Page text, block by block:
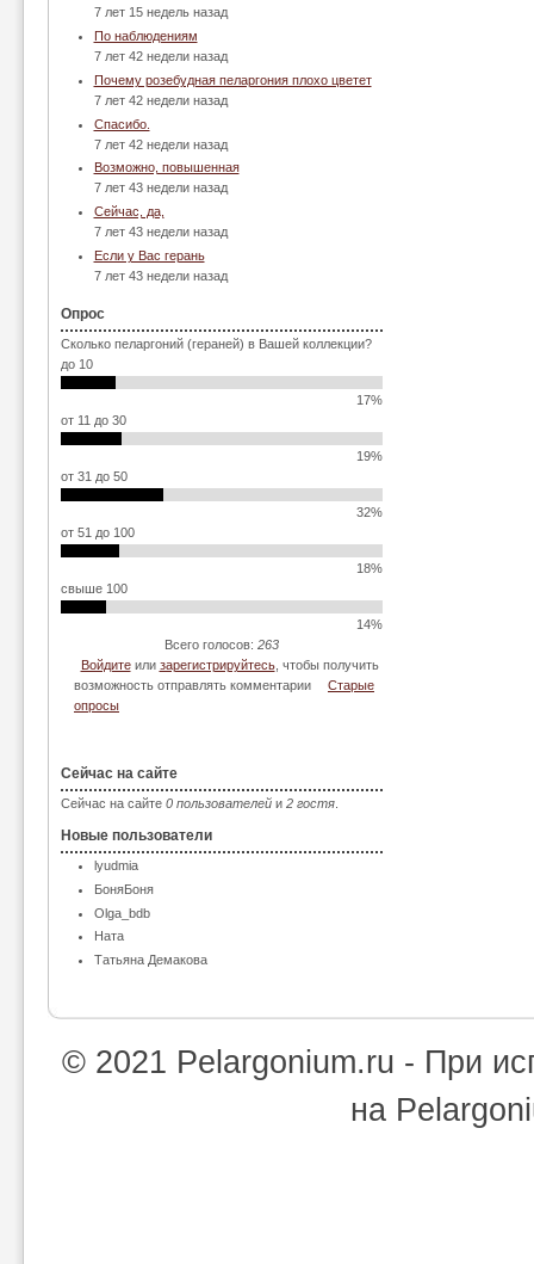
7 лет 15 недель назад
По наблюдениям
7 лет 42 недели назад
Почему розебудная пеларгония плохо цветет
7 лет 42 недели назад
Спасибо.
7 лет 42 недели назад
Возможно, повышенная
7 лет 43 недели назад
Сейчас, да,
7 лет 43 недели назад
Если у Вас герань
7 лет 43 недели назад
Опрос
Сколько пеларгоний (гераней) в Вашей коллекции?
до 10
17%
от 11 до 30
19%
от 31 до 50
32%
от 51 до 100
18%
свыше 100
14%
Всего голосов: 263
Войдитеили зарегистрируйтесь, чтобы получить
возможность отправлять комментарии
Старые
опросы
Сейчас на сайте
Сейчас на сайте 0 пользователей и 2 гостя
Новые пользователи
lyudmia
БоняБоня
Olga_bdb
Ната
Татьяна Демакова
© 2021 Pelargonium.ru - При
на